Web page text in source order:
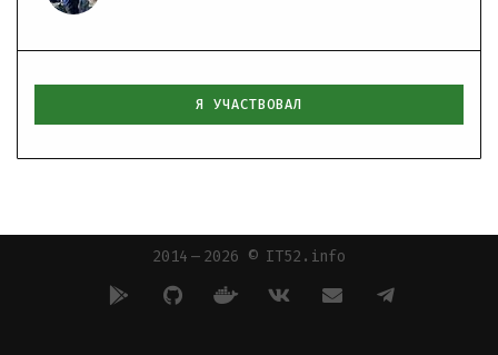
Я УЧАСТВОВАЛ
2014 — 2026 © IT52.info